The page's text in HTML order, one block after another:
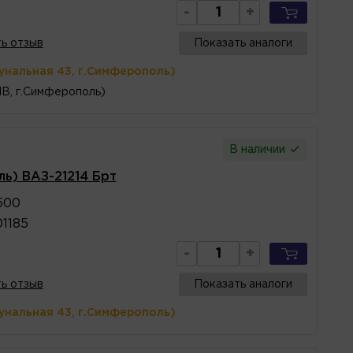
- +
отзыв Показать аналоги
43, г.Симферополь)
г.Симферополь)
В наличии
ВАЗ-21214 Брт
- +
отзыв Показать аналоги
43, г.Симферополь)